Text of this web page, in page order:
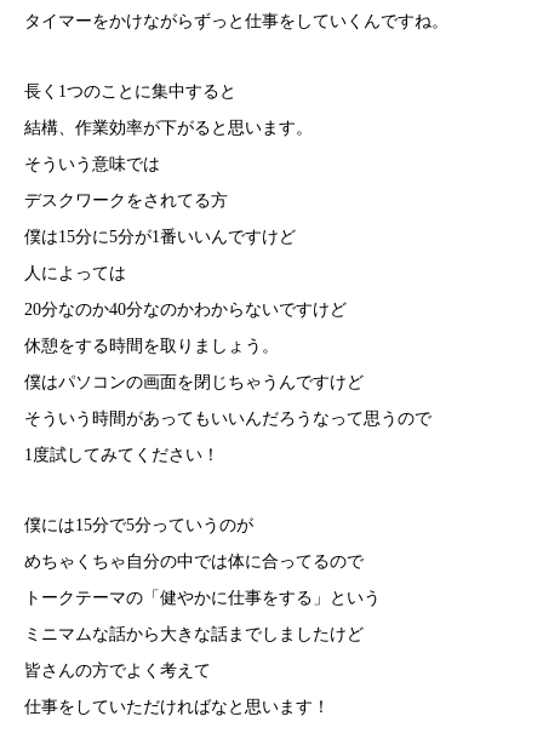
タイマーをかけながらずっと仕事をしていくんですね。
長く1つのことに集中すると
結構、作業効率が下がると思います。
そういう意味では
デスクワークをされてる方
僕は15分に5分が1番いいんですけど
人によっては
20分なのか40分なのかわからないですけど
休憩をする時間を取りましょう。
僕はパソコンの画面を閉じちゃうんですけど
そういう時間があってもいいんだろうなって思うので
1度試してみてください！
僕には15分で5分っていうのが
めちゃくちゃ自分の中では体に合ってるので
トークテーマの「健やかに仕事をする」という
ミニマムな話から大きな話までしましたけど
皆さんの方でよく考えて
仕事をしていただければなと思います！